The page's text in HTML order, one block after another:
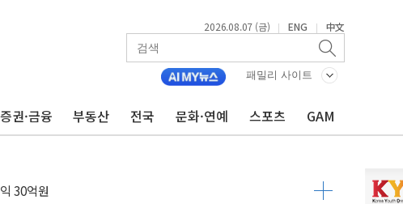
2026.08.07 (금) | ENG | 中文
패밀리 사이트
증권·금융 부동산 전국 문화·연예 스포츠 GAM
염중대경보 해제…누적 온열질환자 2872명
돼"...李 부동산 세제안에 與 내부서 '총선·대선 직격탄' 우려
북 안동·의성 특별재난지역 선포
흉기 휘두른 30대 세입자…경찰, 현행범 체포
재개…"재무구조 개편"